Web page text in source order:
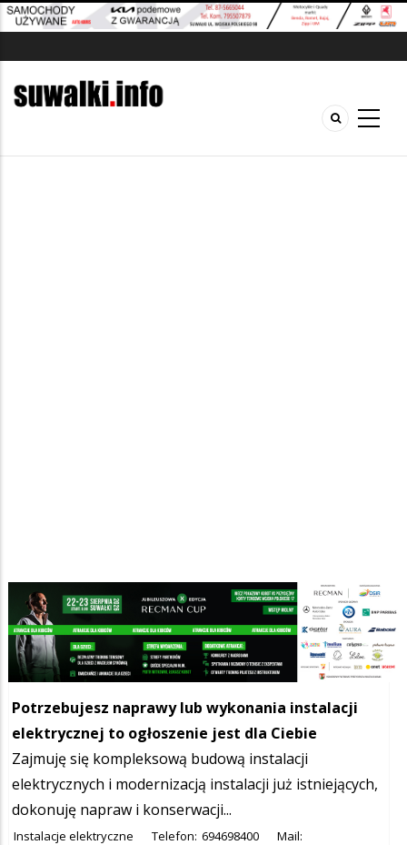
Szukana fraza w ogłoszeniach
Potrzebujesz naprawy lub wykonania instalacji
elektrycznej to ogłoszenie jest dla Ciebie
Zajmuję się kompleksową budową instalacji
elektrycznych i modernizacją instalacji już istniejących,
dokonuję napraw i konserwacji...
Instalacje elektryczne Telefon: 694698400
Mail: